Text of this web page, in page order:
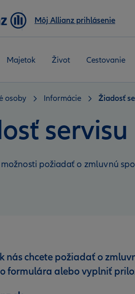
Môj Allianz prihlásenie
Majetok Život Cestovanie
osoby Informácie Žiadosť
servisu
požiadať o zmluvnú
nás chcete požiadať o
formulára alebo vyplniť